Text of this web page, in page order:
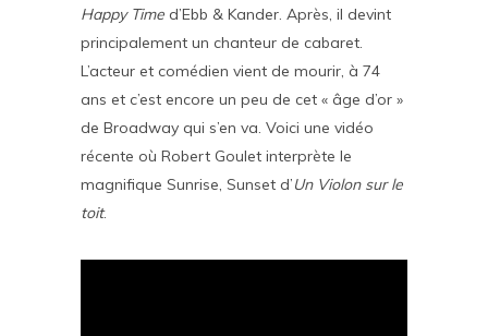
Happy Time d’Ebb & Kander. Après, il devint
principalement un chanteur de cabaret.
L’acteur et comédien vient de mourir, à 74
ans et c’est encore un peu de cet « âge d’or »
de Broadway qui s’en va. Voici une vidéo
récente où Robert Goulet interprète le
magnifique Sunrise, Sunset d’Un Violon sur le
toit.